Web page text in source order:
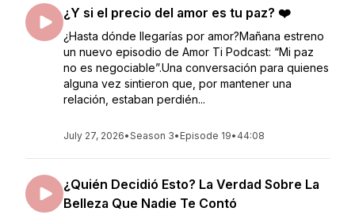
¿Y si el precio del amor es tu paz? ❤️
¿Hasta dónde llegarías por amor?Mañana estreno
un nuevo episodio de Amor Ti Podcast: “Mi paz
no es negociable”.Una conversación para quienes
alguna vez sintieron que, por mantener una
relación, estaban perdién...
July 27, 2026•Season 3• Episode 19• 44:08
¿Quién Decidió Esto? La Verdad Sobre La
Belleza Que Nadie Te Contó